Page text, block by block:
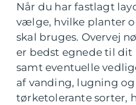
Når du har fastlagt
vælge, hvilke planter
skal bruges. Overvej
er bedst egnede til
samt eventuelle
af vanding, lugning
tørketolerante sorter,